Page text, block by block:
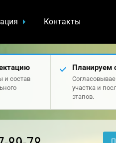
Контакты
и состав
Планируем
участка и
этапов.